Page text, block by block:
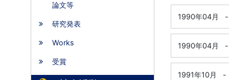
論文等
研究発表
Works
受賞
1990年04月 -
1990年04月 -
1991年10月 -